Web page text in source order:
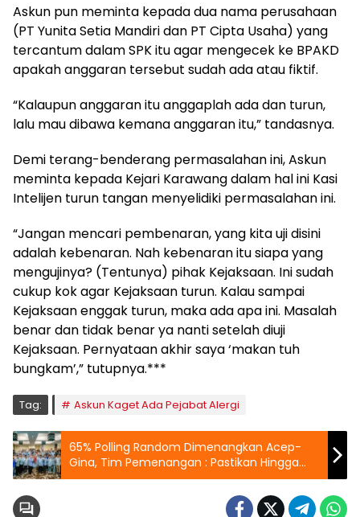
Askun pun meminta kepada dua nama perusahaan
(PT Yunita Setia Mandiri dan PT Cipta Usaha) yang
tercantum dalam SPK itu agar mengecek ke BPAKD
apakah anggaran tersebut sudah ada atau fiktif.
“Kalaupun anggaran itu anggaplah ada dan turun,
lalu mau dibawa kemana anggaran itu,” tandasnya.
Demi terang-benderang permasalahan ini, Askun
meminta kepada Kejari Karawang dalam hal ini Kasi
Intelijen turun tangan menyelidiki permasalahan ini.
“Jangan mencari pembenaran, yang kita uji disini
adalah kebenaran. Nah kebenaran itu siapa yang
mengujinya? (Tentunya) pihak Kejaksaan. Ini sudah
cukup kok agar Kejaksaan turun. Kalau sampai
Kejaksaan enggak turun, maka ada apa ini. Masalah
benar dan tidak benar ya nanti setelah diuji
Kejaksaan. Pernyataan akhir saya ‘makan tuh
bungkam’,” tutupnya.***
Tag: Askun Kaget Ada Pejabat Alergi
65% Polling Random Dimenangkan Acep-
Gina, Tim Pemenangan : Pastikan Hingga
Polosok Desa